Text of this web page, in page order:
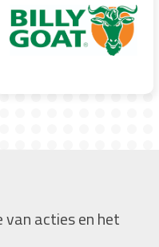
acties en het